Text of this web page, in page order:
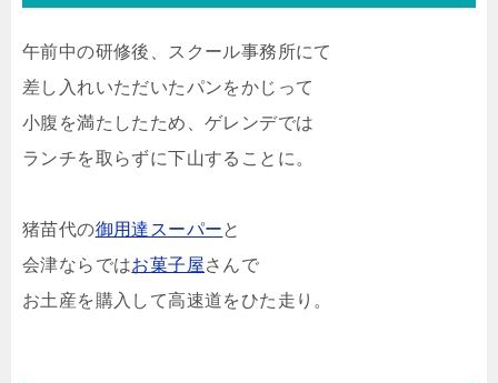
午前中の研修後、スクール事務所にて
差し入れいただいたパンをかじって
小腹を満たしたため、ゲレンデでは
ランチを取らずに下山することに。
猪苗代の御用達スーパーと
会津ならではお菓子屋さんで
お土産を購入して高速道をひた走り。